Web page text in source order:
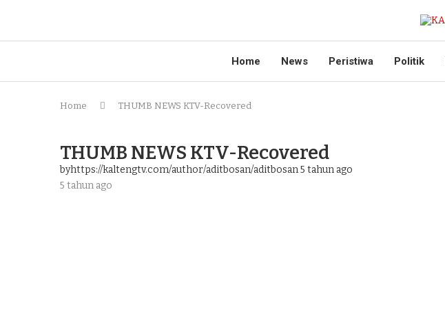
Home News Peristiwa Politik
Home THUMB NEWS KTV-Recovered
THUMB NEWS KTV-Recovered
byhttps://kaltengtv.com/author/aditbosan/aditbosan5 tahun ago
5 tahun ago